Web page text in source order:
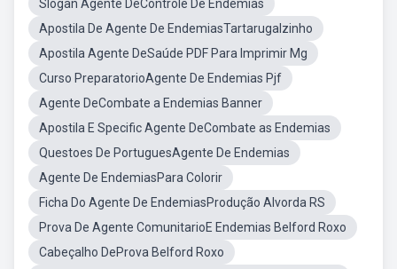
Slogan Agente DeControle De Endemias
Apostila De Agente De EndemiasTartarugalzinho
Apostila Agente DeSaúde PDF Para Imprimir Mg
Curso PreparatorioAgente De Endemias Pjf
Agente DeCombate a Endemias Banner
Apostila E Specific Agente DeCombate as Endemias
Questoes De PortuguesAgente De Endemias
Agente De EndemiasPara Colorir
Ficha Do Agente De EndemiasProdução Alvorda RS
Prova De Agente ComunitarioE Endemias Belford Roxo
Cabeçalho DeProva Belford Roxo